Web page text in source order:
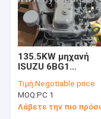
135.5KW μηχανή
ISUZU 6BG1
βιομηχανική
εφαρμογή
εκσκαφέων
Τιμή:Negotiable price
MOQ:PC 1
Λάβετε την πιο